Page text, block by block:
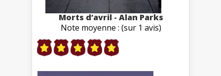
Morts d’avril - Alan Parks
Note moyenne : (sur 1 avis)